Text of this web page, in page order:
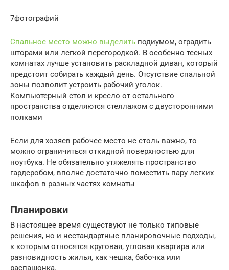
7фотографий
Спальное место можно выделить подиумом, оградить
шторами или легкой перегородкой. В особенно тесных
комнатах лучше установить раскладной диван, который
предстоит собирать каждый день. Отсутствие спальной
зоны позволит устроить рабочий уголок.
Компьютерный стол и кресло от остального
пространства отделяются стеллажом с двусторонними
полками
Если для хозяев рабочее место не столь важно, то
можно ограничиться откидной поверхностью для
ноутбука. Не обязательно утяжелять пространство
гардеробом, вполне достаточно поместить пару легких
шкафов в разных частях комнаты
Планировки
В настоящее время существуют не только типовые
решения, но и нестандартные планировочные подходы,
к которым относятся круговая, угловая квартира или
разновидность жилья, как чешка, бабочка или
распашонка.